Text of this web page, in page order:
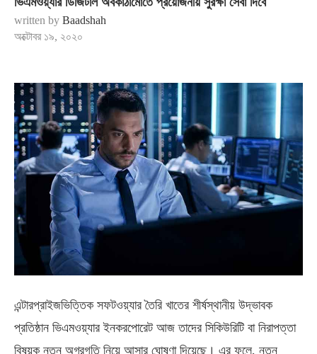
written by Baadshah
অক্টোবর ১৯, ২০২০
এন্টারপ্রাইজভিত্তিক সফটওয়্যার তৈরি খাতের শীর্ষস্থানীয় উদ্ভাবক
প্রতিষ্ঠান ভিএমওয়্যার ইনকরপোরেট আজ তাদের সিকিউরিটি বা নিরাপত্তা
বিষয়ক নতুন অগ্রগতি নিয়ে আসার ঘোষণা দিয়েছে। এর ফলে, নতুন